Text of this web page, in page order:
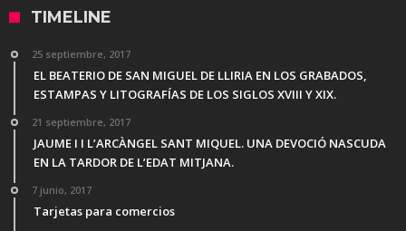
TIMELINE
25 septiembre, 2017
EL BEATERIO DE SAN MIGUEL DE LLIRIA EN LOS GRABADOS,
ESTAMPAS Y LITOGRAFÍAS DE LOS SIGLOS XVIII Y XIX.
21 septiembre, 2017
JAUME I I L’ARCÀNGEL SANT MIQUEL. UNA DEVOCIÓ NASCUDA
EN LA TARDOR DE L’EDAT MITJANA.
7 junio, 2017
Tarjetas para comercios